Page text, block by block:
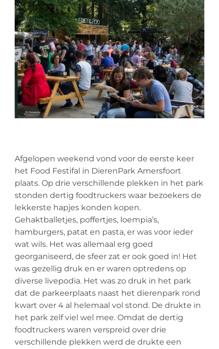
Afgelopen weekend vond voor de eerste keer
het Food Festifal in DierenPark Amersfoort
plaats. Op drie verschillende plekken in het park
stonden dertig foodtruckers waar bezoekers de
lekkerste hapjes konden kopen.
Gehaktballetjes, poffertjes, loempia’s,
hamburgers, patat en pasta, er was voor ieder
wat wils. Het was allemaal erg goed
georganiseerd, de sfeer zat er ook goed in! Het
was gezellig druk en er waren optredens op
diverse livepodia. Het was zo druk in het park
dat de parkeerplaats naast het dierenpark rond
kwart over 4 al helemaal vol stond. De drukte in
het park zelf viel wel mee. Omdat de dertig
foodtruckers waren verspreid over drie
verschillende plekken werd de drukte een